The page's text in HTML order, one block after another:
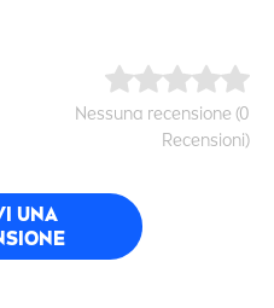
Nessuna recensione (0
Recensioni)
UNA